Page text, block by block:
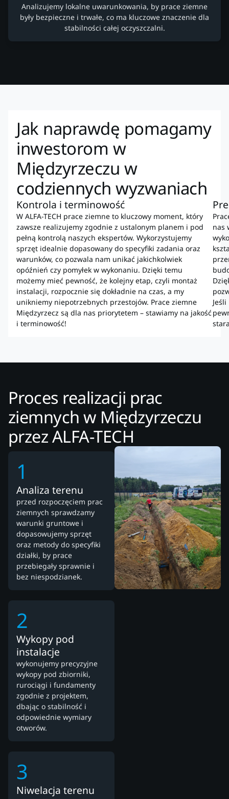
Analizujemy lokalne uwarunkowania, by prace ziemne
były bezpieczne i trwałe, co ma kluczowe znaczenie dla
stabilności całej oczyszczalni.
Jak naprawdę pomagamy
inwestorom w
Międzyrzeczu w
codziennych wyzwaniach
Kontrola i terminowość
W ALFA-TECH prace ziemne to kluczowy moment, który
zawsze realizujemy zgodnie z ustalonym planem i pod
pełną kontrolą naszych ekspertów. Wykorzystujemy
sprzęt idealnie dopasowany do specyfiki zadania oraz
warunków, co pozwala nam unikać jakichkolwiek
opóźnień czy pomyłek w wykonaniu. Dzięki temu
możemy mieć pewność, że kolejny etap, czyli montaż
instalacji, rozpocznie się dokładnie na czas, a my
unikniemy niepotrzebnych przestojów. Prace ziemne
Międzyrzecz są dla nas priorytetem – stawiamy na jakość
i terminowość!
nas
Proces realizacji prac
ziemnych w Międzyrzeczu
przez ALFA-TECH
1
Analiza terenu
przed rozpoczęciem prac
ziemnych sprawdzamy
warunki gruntowe i
dopasowujemy sprzęt
oraz metody do specyfiki
działki, by prace
przebiegały sprawnie i
bez niespodzianek.
2
Wykopy pod
instalacje
wykonujemy precyzyjne
wykopy pod zbiorniki,
rurociągi i fundamenty
zgodnie z projektem,
dbając o stabilność i
odpowiednie wymiary
otworów.
3
Niwelacja terenu